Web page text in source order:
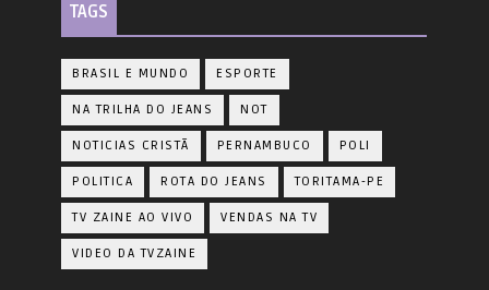
TAGS
BRASIL E MUNDO ESPORTE
NA TRILHA DO JEANS NOT
NOTICIAS CRISTÃ PERNAMBUCO POLI
POLITICA ROTA DO JEANS TORITAMA-PE
TV ZAINE AO VIVO VENDAS NA TV
VIDEO DA TVZAINE